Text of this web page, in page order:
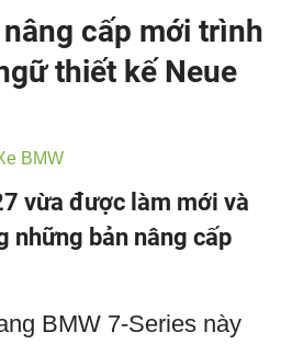
cấp mới trình
thiết kế Neue
BMW
vừa được làm mới và
những bản nâng cấp
BMW 7-Series này